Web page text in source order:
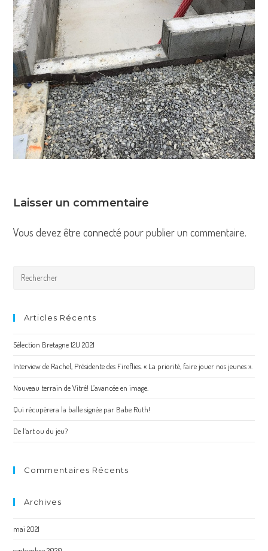
Laisser un commentaire
Vous devez êtreconnecté pour publier un commentaire.
Articles Récents
Sélection Bretagne 12U 2021
Interview de Rachel, Présidente des Fireflies. « La priorité, faire jouer nos jeunes ».
Nouveau terrain de Vitré! L’avancée en image.
Qui récupèrera la balle signée par Babe Ruth!
De l’art ou du jeu?
Commentaires Récents
Archives
mai 2021